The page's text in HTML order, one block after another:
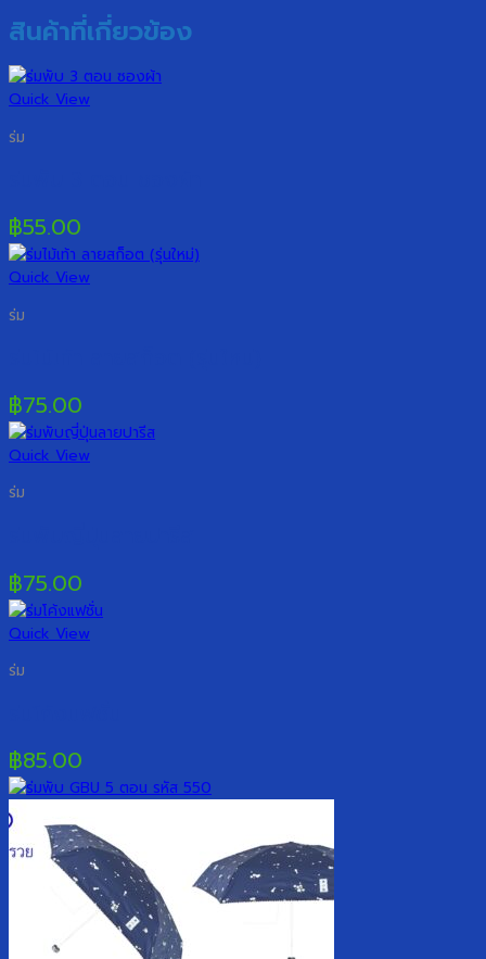
สินค้าที่เกี่ยวข้อง
Quick View
ร่ม
฿55.00
Quick View
ร่ม
฿75.00
Quick View
ร่ม
฿75.00
Quick View
ร่ม
฿85.00